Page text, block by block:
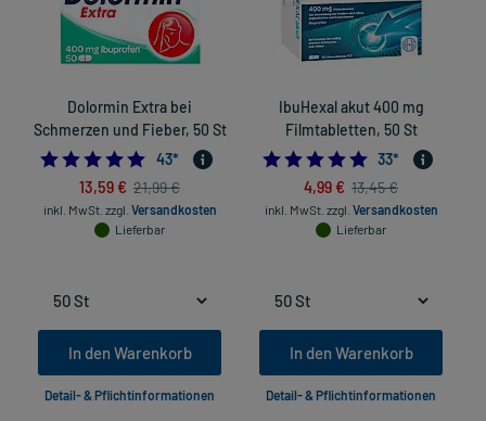
Dolormin Extra bei
Schmerzen und Fieber, 50 St
4.883720930232558
43*
13,59 € 21,99 €
inkl. MwSt. zzgl. Versandkosten
Lieferbar
In den Warenkorb
Detail- & Pflichtinformationen
IbuHexal akut 400 mg
Filmtabletten, 50 St
33*
4,99 € 13,45 €
inkl. MwSt. zzgl. Versandkosten
Lieferbar
In den Warenkorb
Detail- & Pflichtinformationen